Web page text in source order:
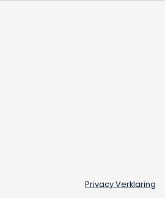
Privacy Verklaring